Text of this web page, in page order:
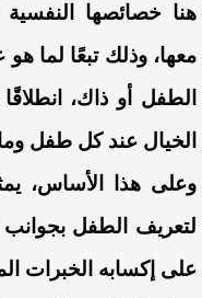
هنا خصائصها النفسية
معها، وذلك تبعًا لما
الطفل أو ذاك،
الخيال عند كل طفل
وعلى هذا الأساس،
لتعريف الطفل بجوانب
على إكسابه الخبرات